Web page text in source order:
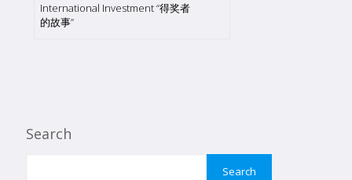
International Investment “得奖者
的故事”
Search
Search